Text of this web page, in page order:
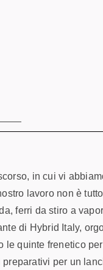
in cui vi
lavoro non è
ferri da stiro a
di Hybrid Italy,
quinte frenetico
per un